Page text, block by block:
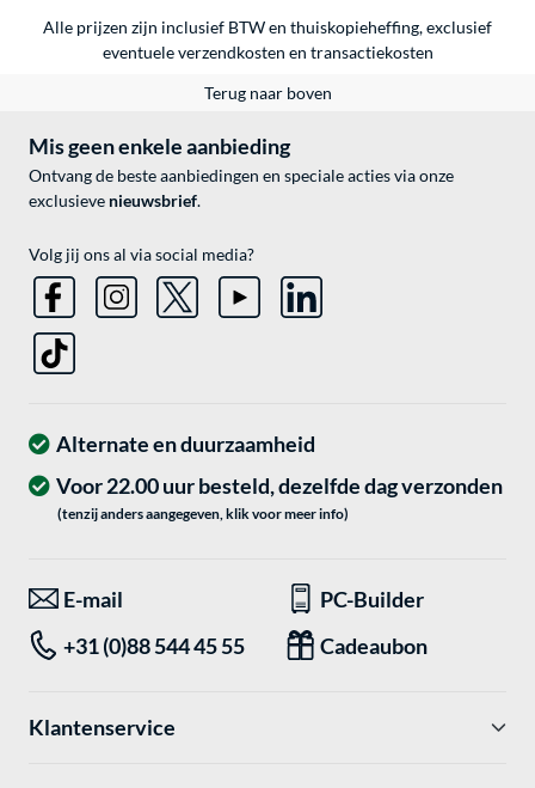
Alle prijzen zijn inclusief BTW en thuiskopieheffing, exclusief
eventueleverzendkosten en transactiekosten
Terug naar boven
Mis geen enkele aanbieding
Ontvang de beste aanbiedingen en speciale acties via onze
exclusieve nieuwsbrief.
Volg jij ons al via social media?
Alternate en duurzaamheid
Voor 22.00 uur besteld, dezelfde dag verzonden
(tenzij anders aangegeven, klik voor meer info)
E-mail
PC-Builder
+31 (0)88 544 45 55
Cadeaubon
Klantenservice